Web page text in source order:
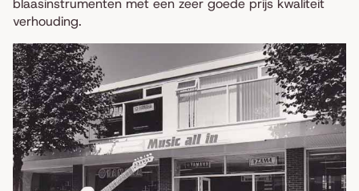
blaasinstrumenten met een zeer goede prijs kwaliteit
verhouding.